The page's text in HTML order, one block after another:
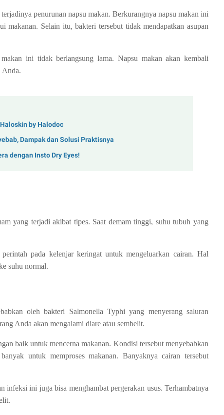
penurunan napsu makan. Berkurangnya napsu makan ini
makanan. Selain itu, bakteri tersebut tidak mendapatkan asupan
ini tidak berlangsung lama. Napsu makan akan kembali
Anda.
by Halodoc
Dampak dan Solusi Praktisnya
dengan Insto Dry Eyes!
yang terjadi akibat tipes. Saat demam tinggi, suhu tubuh yang
pada kelenjar keringat untuk mengeluarkan cairan. Hal
suhu normal.
oleh bakteri Salmonella Typhi yang menyerang saluran
Anda akan mengalami diare atau sembelit.
baik untuk mencerna makanan. Kondisi tersebut menyebabkan
untuk memproses makanan. Banyaknya cairan tersebut
infeksi ini juga bisa menghambat pergerakan usus. Terhambatnya